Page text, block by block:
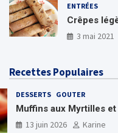
ENTRÉES
Crêpes
3 mai 2021
Recettes Populaires
DESSERTS GOUTER
Muffins aux Myrtilles
13 juin 2026
Karine